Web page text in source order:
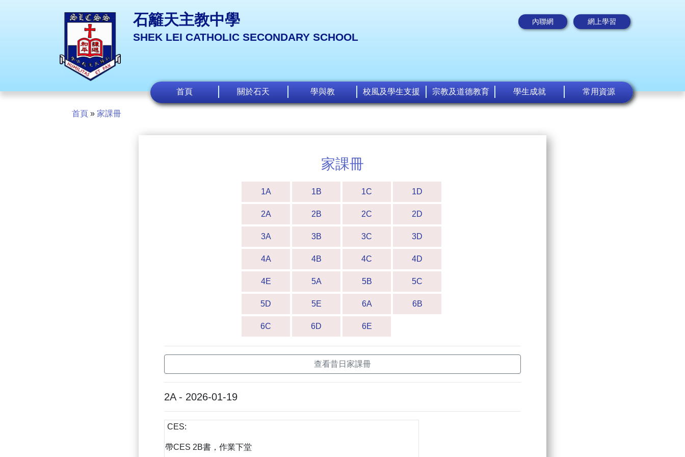
石籬天主教中學
SHEK LEI CATHOLIC SECONDARY SCHOOL
內聯網 網上學習
首頁 關於石天 學與教 校風及學生支援 宗教及道德教育 學生成就 常用資源
首頁 » 家課冊
家課冊
1A 1B 1C 1D
2A 2B 2C 2D
3A 3B 3C 3D
4A 4B 4C 4D
4E 5A 5B 5C
5D 5E 6A 6B
6C 6D 6E
查看昔日家課冊
2A - 2026-01-19
CES:
帶CES 2B書，作業下堂